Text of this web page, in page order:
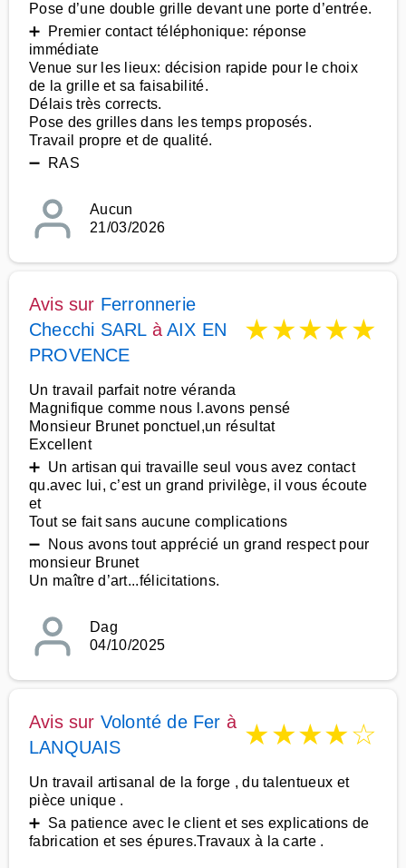
Pose d’une double grille devant une porte d’entrée.
➕ Premier contact téléphonique: réponse
immédiate
Venue sur les lieux: décision rapide pour le choix
de la grille et sa faisabilité.
Délais très corrects.
Pose des grilles dans les temps proposés.
Travail propre et de qualité.
➖ RAS
Aucun
21/03/2026
Avis sur Ferronnerie
Checchi SARLàAIX EN
PROVENCE
★★★★★
Un travail parfait notre véranda
Magnifique comme nous l.avons pensé
Monsieur Brunet ponctuel,un résultat
Excellent
➕ Un artisan qui travaille seul vous avez contact
qu.avec lui, c’est un grand privilège, il vous écoute
et
Tout se fait sans aucune complications
➖ Nous avons tout apprécié un grand respect pour
monsieur Brunet
Un maître d’art...félicitations.
Dag
04/10/2025
Avis sur Volonté de Fer à
LANQUAIS
★★★★☆
Un travail artisanal de la forge , du talentueux et
pièce unique .
➕ Sa patience avec le client et ses explications de
fabrication et ses épures.Travaux à la carte .